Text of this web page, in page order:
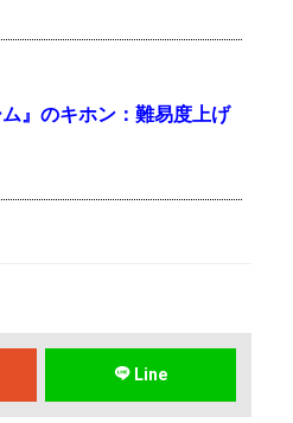
』のキホン：難易度上げ
Line